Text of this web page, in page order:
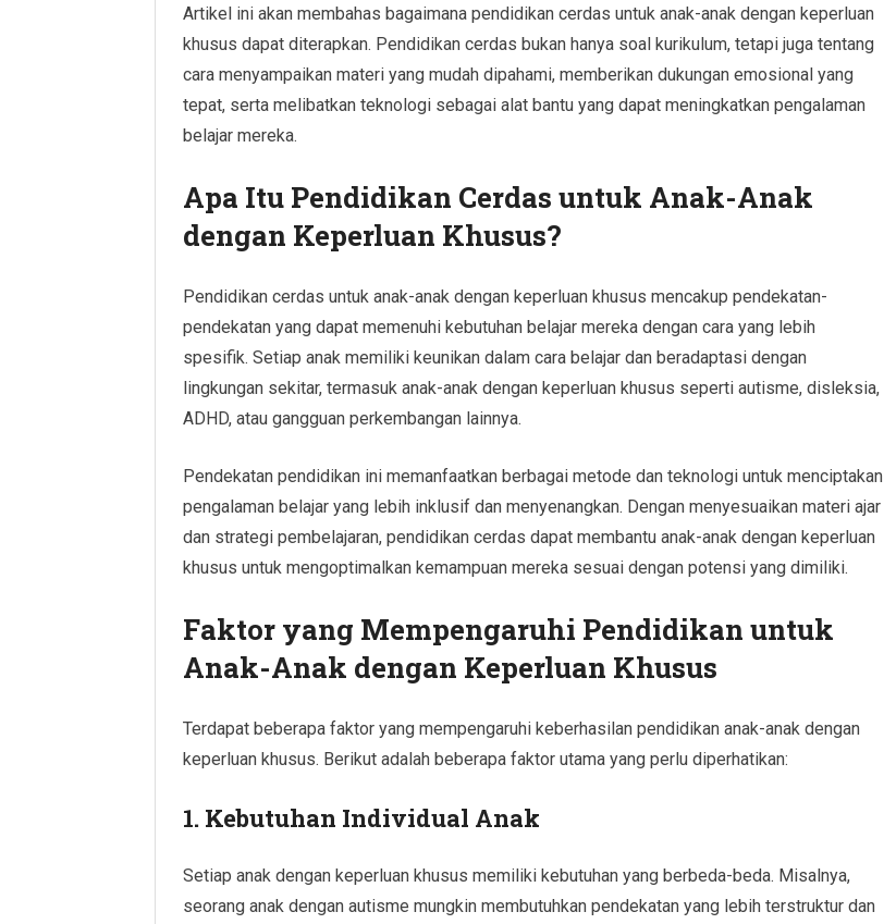
Artikel ini akan membahas bagaimana pendidikan cerdas untuk anak-anak dengan keperluan
khusus dapat diterapkan. Pendidikan cerdas bukan hanya soal kurikulum, tetapi juga tentang
cara menyampaikan materi yang mudah dipahami, memberikan dukungan emosional yang
tepat, serta melibatkan teknologi sebagai alat bantu yang dapat meningkatkan pengalaman
belajar mereka.
Apa Itu Pendidikan Cerdas untuk Anak-Anak
dengan Keperluan Khusus?
Pendidikan cerdas untuk anak-anak dengan keperluan khusus mencakup pendekatan-
pendekatan yang dapat memenuhi kebutuhan belajar mereka dengan cara yang lebih
spesifik. Setiap anak memiliki keunikan dalam cara belajar dan beradaptasi dengan
lingkungan sekitar, termasuk anak-anak dengan keperluan khusus seperti autisme, disleksia,
ADHD, atau gangguan perkembangan lainnya.
Pendekatan pendidikan ini memanfaatkan berbagai metode dan teknologi untuk menciptakan
pengalaman belajar yang lebih inklusif dan menyenangkan. Dengan menyesuaikan materi ajar
dan strategi pembelajaran, pendidikan cerdas dapat membantu anak-anak dengan keperluan
khusus untuk mengoptimalkan kemampuan mereka sesuai dengan potensi yang dimiliki.
Faktor yang Mempengaruhi Pendidikan untuk
Anak-Anak dengan Keperluan Khusus
Terdapat beberapa faktor yang mempengaruhi keberhasilan pendidikan anak-anak dengan
keperluan khusus. Berikut adalah beberapa faktor utama yang perlu diperhatikan:
1. Kebutuhan Individual Anak
Setiap anak dengan keperluan khusus memiliki kebutuhan yang berbeda-beda. Misalnya,
seorang anak dengan autisme mungkin membutuhkan pendekatan yang lebih terstruktur dan